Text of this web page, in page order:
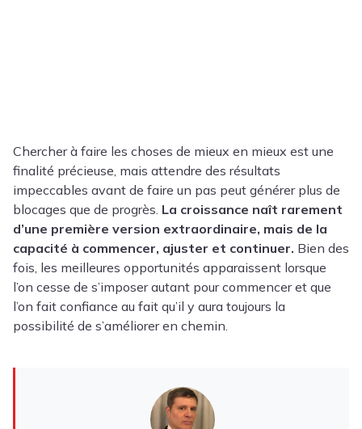
Chercher à faire les choses de mieux en mieux est une
finalité précieuse, mais attendre des résultats
impeccables avant de faire un pas peut générer plus de
blocages que de progrès. La croissance naît rarement
d’une première version extraordinaire, mais de la
capacité à commencer, ajuster et continuer. Bien des
fois, les meilleures opportunités apparaissent lorsque
l’on cesse de s’imposer autant pour commencer et que
l’on fait confiance au fait qu’il y aura toujours la
possibilité de s’améliorer en chemin.